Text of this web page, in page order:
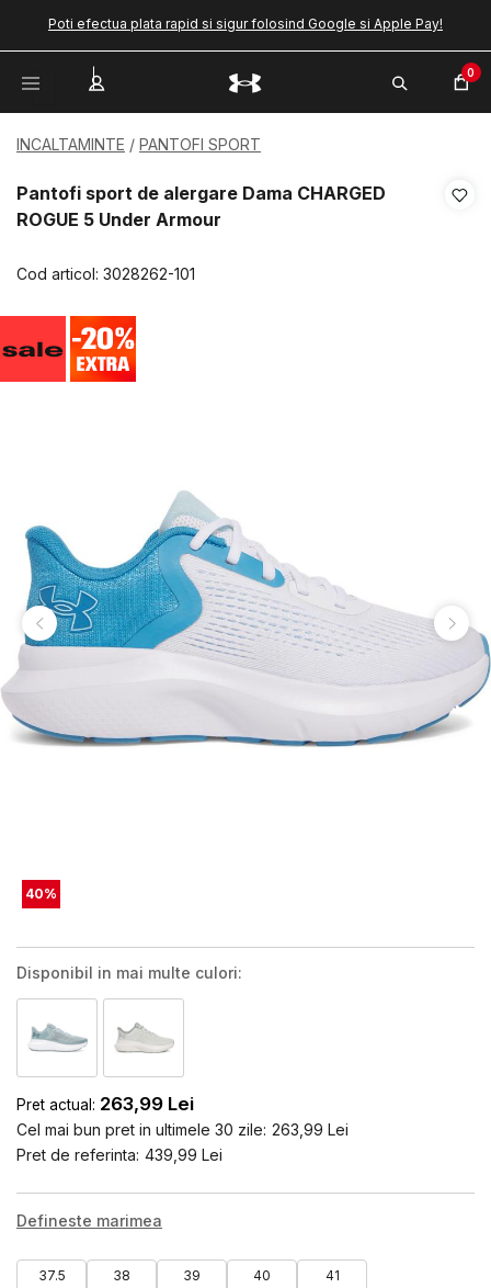
Poti efectua plata rapid si sigur folosind Google si Apple Pay!
0
INCALTAMINTE PANTOFI SPORT
Pantofi sport de alergare Dama CHARGED
ROGUE 5 Under Armour
Cod articol: 3028262-101
40%
Disponibil in mai multe culori:
Pret actual: 263,99 Lei
Cel mai bun pret in ultimele 30 zile: 263,99 Lei
Pret de referinta: 439,99 Lei
Defineste marimea
37.5 38 39 40 41